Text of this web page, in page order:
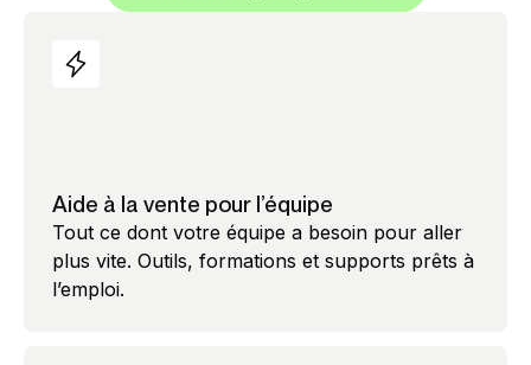
Aide à la vente pour l’équipe
Tout ce dont votre équipe a besoin pour aller
plus vite. Outils, formations et supports prêts à
l’emploi.